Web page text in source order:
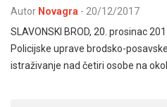
Autor Novagra - 20/12/2017
SLAVONSKI BROD, 20. prosinac
Policijske uprave brodsko-
istraživanje nad četiri osobe na